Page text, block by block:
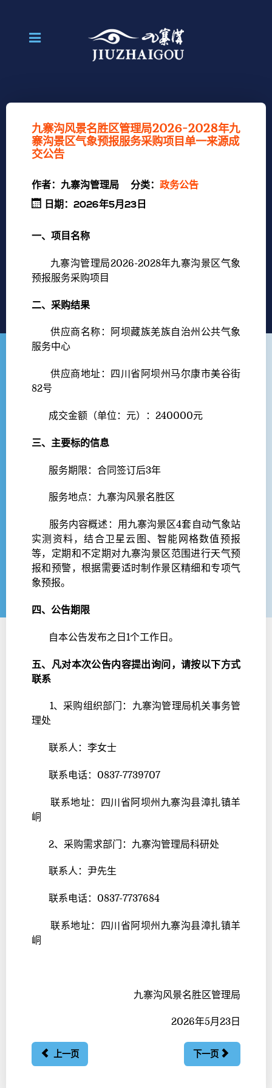
九寨沟风景名胜区管理局2026-2028年九
寨沟景区气象预报服务采购项目单一来源成
交公告
作者： 九寨沟管理局 分类： 政务公告
日期：2026年5月23日
一、项目名称
九寨沟管理局2026-2028年九寨沟景区气象
预报服务采购项目
二、采购结果
供应商名称：阿坝藏族羌族自治州公共气象
服务中心
供应商地址：四川省阿坝州马尔康市美谷街
82号
成交金额（单位：元）：240000元
三、主要标的信息
服务期限：合同签订后3年
服务地点：九寨沟风景名胜区
服务内容概述：用九寨沟景区4套自动气象站
实测资料，结合卫星云图、智能网格数值预报
等，定期和不定期对九寨沟景区范围进行天气预
报和预警，根据需要适时制作景区精细和专项气
象预报。
四、 公告期限
自本公告发布之日1个工作日。
五、凡对本次公告内容提出询问，请按以下方式
联系
1、采购组织部门：九寨沟管理局机关事务管
理处
联系人：李女士
联系电话：0837-7739707
联系地址：四川省阿坝州九寨沟县漳扎镇羊
峒
2、采购需求部门：九寨沟管理局科研处
联系人：尹先生
联系电话：0837-7737684
联系地址：四川省阿坝州九寨沟县漳扎镇羊
峒
九寨沟风景名胜区管理局
2026年5月23日
上一页 下一页